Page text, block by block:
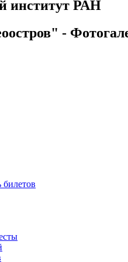
институт РАН
-